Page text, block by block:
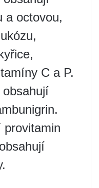
a octovou,
C a P.
obsahují
provitamin